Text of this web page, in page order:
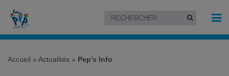
Accueil » Actualités » Pep’s Info